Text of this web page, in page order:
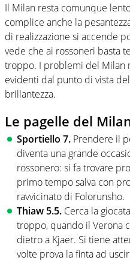
Il Milan resta comunque
complice anche la
di realizzazione si accende
vede che ai rossoneri basta
troppo. I problemi del Milan
evidenti dal punto di vista
brillantezza.
Le pagelle del
Sportiello 7. Prendere il
diventa una grande
rossonero: si fa trovare
primo tempo salva con
ravvicinato di Folorunsho.
Thiaw 5.5. Cerca la
troppo, quando il Verona
dietro a Kjaer. Si tiene
volte prova la finta ad